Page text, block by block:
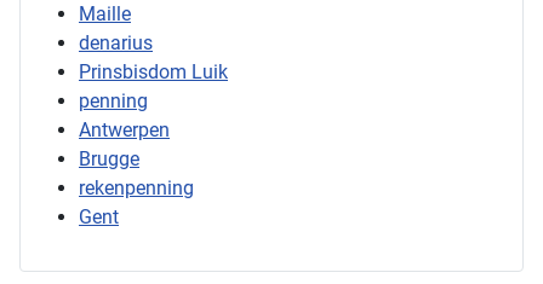
Maille
denarius
Prinsbisdom Luik
penning
Antwerpen
Brugge
rekenpenning
Gent